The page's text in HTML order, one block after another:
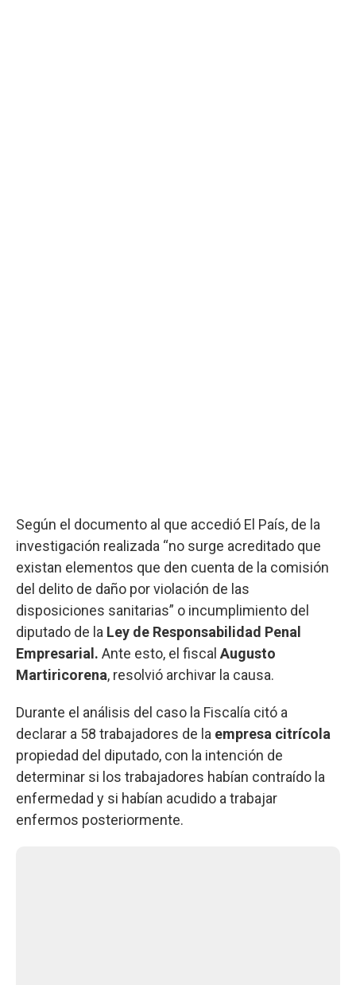
Según el documento al que accedió El País, de la
investigación realizada “no surge acreditado que
existan elementos que den cuenta de la comisión
del delito de daño por violación de las
disposiciones sanitarias” o incumplimiento del
diputado de la Ley de Responsabilidad Penal
Empresarial. Ante esto, el fiscal Augusto
Martiricorena, resolvió archivar la causa.
Durante el análisis del caso la Fiscalía citó a
declarar a 58 trabajadores de la empresa citrícola
propiedad del diputado, con la intención de
determinar si los trabajadores habían contraído la
enfermedad y si habían acudido a trabajar
enfermos posteriormente.